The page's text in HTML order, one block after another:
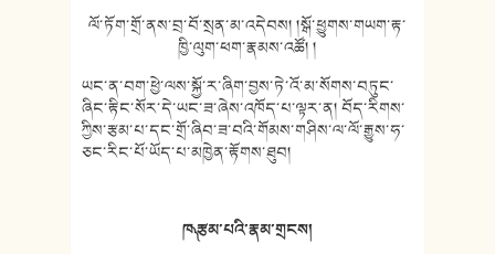
ལོ་ཏོག་གྲོ་ནས་བྲ་བོ་སྲན་མ་འདེབས། །སྒོ་ཕྱུགས་གཡག་རྟ་
ཁྱི་ལུག་ཕག་རྣམས་འཚོ། །
ཡང་ན་བག་ཕྱེ་ལས་སྐྱོ་ར་ཞིག་བྱས་ཏེ་འོ་མ་སོགས་བཏུང་
ཞིང་རྟིང་སོར་དེ་ཡང་ཟ་ཞེས་འཁོད་པ་ལྟར་ན། བོད་རིགས་
ཀྱིས་རྩམ་པ་དང་གྲོ་ཞིབ་ཟ་བའི་གོམས་གཤིས་ལ་ལོ་རྒྱུས་ཧ་
ཅང་རིང་པོ་ཡོད་པ་མཁྱེན་རྟོགས་ཐུབ།
ཁ༽ རྩམ་པའི་རྣམ་གྲངས།